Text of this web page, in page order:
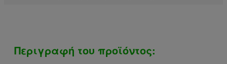
Περιγραφή του προϊόντος: